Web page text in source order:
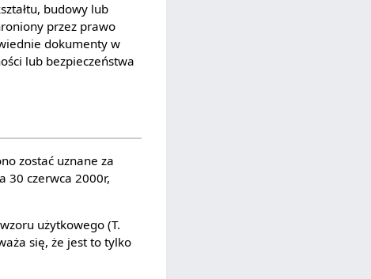
budowy lub
przez prawo
dokumenty w
lub bezpieczeństwa
zostać uznane za
30 czerwca 2000r,
użytkowego (T.
się, że jest to tylko